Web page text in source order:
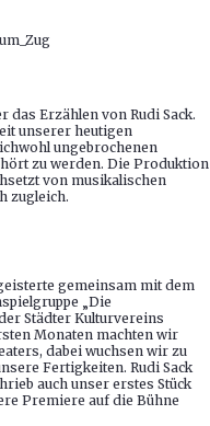
Erzählen von Rudi Sack.
unserer heutigen
ungebrochenen
zu werden. Die Produktion
von musikalischen
zugleich.
gemeinsam mit dem
„Die
der Städter Kulturvereins
Monaten machten wir
dabei wuchsen wir zu
Fertigkeiten. Rudi Sack
auch unser erstes Stück
Premiere auf die Bühne